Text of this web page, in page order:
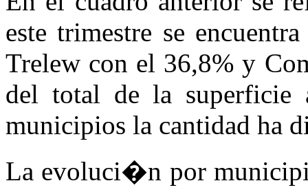
este trimestre se
Trelew con el 36,8% y
del total de la superficie
municipios la cantidad ha
La evoluci�n por